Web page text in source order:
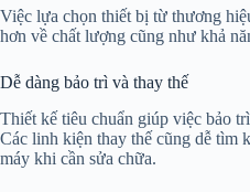
Việc lựa chọn thiết bị từ thương
hơn về chất lượng cũng như khả
Dễ dàng bảo trì và thay thế
Thiết kế tiêu chuẩn giúp việc bảo
Các linh kiện thay thế cũng dễ tìm
máy khi cần sửa chữa.